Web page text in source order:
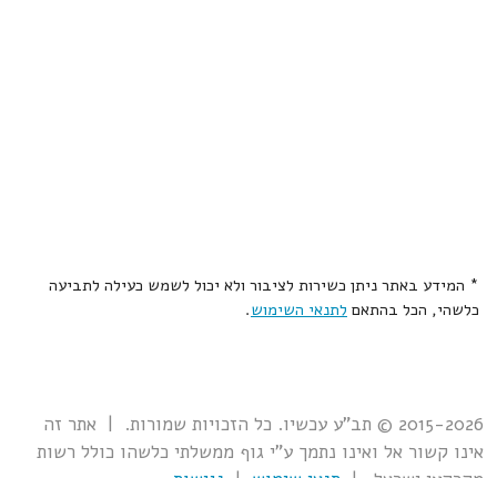
* המידע באתר ניתן כשירות לציבור ולא יכול לשמש כעילה לתביעה
כלשהי, הכל בהתאם לתנאי השימוש.
2015-2026 © תב"ע עכשיו. כל הזכויות שמורות. | אתר זה
אינו קשור אל ואינו נתמך ע"י גוף ממשלתי כלשהו כולל רשות